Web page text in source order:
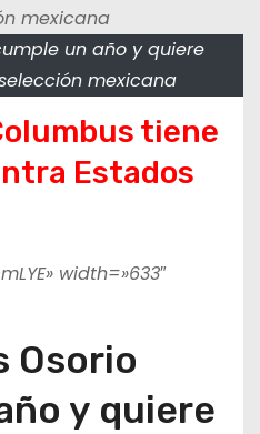
un año y quiere
mexicana
tiene
Estados
width=»633″
Osorio
y quiere